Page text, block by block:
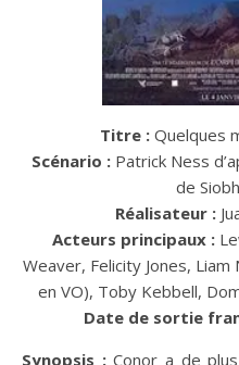
Titre : Quelques
Scénario : Patrick Ness
de
Réalisateur :
Acteurs principaux :
Weaver, Felicity Jones,
en VO), Toby Kebbell,
Date de sortie
Synopsis :Conor a de